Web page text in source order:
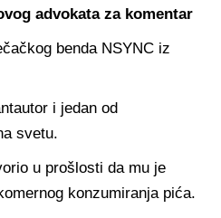
advokata za komentar
benda NSYNC iz
i jedan od
svetu.
u prošlosti da mu je
konzumiranja pića.